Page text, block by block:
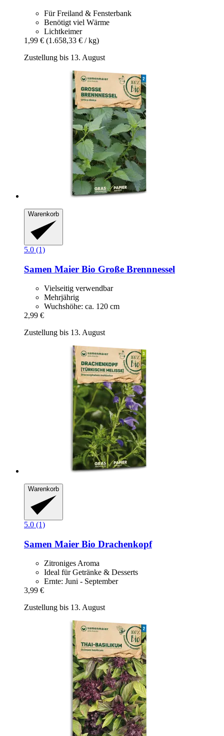
Für Freiland & Fensterbank
Benötigt viel Wärme
Lichtkeimer
1,99 € (1.658,33 € / kg)
Zustellung bis 13. August
Warenkorb
5.0 (1)
Samen Maier Bio Große Brennnessel
Vielseitig verwendbar
Mehrjährig
Wuchshöhe: ca. 120 cm
2,99 €
Zustellung bis 13. August
Warenkorb
5.0 (1)
Samen Maier Bio Drachenkopf
Zitroniges Aroma
Ideal für Getränke & Desserts
Ernte: Juni - September
3,99 €
Zustellung bis 13. August